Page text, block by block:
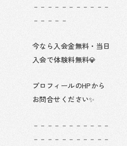
－－－－－－－－－－－
－－－－－
今なら入会金無料・当日
入会で体験料無料💎
プロフィールのHPから
お問合せください✨
－－－－－－－－－－－
－－－－－－－－－－－